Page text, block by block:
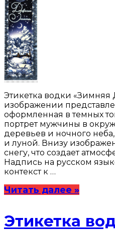
Этикетка водки «Зимняя
изображении
оформленная в темных
портрет мужчины в
деревьев и ночного
и луной. Внизу
снегу, что создает
Надпись на русском
контекст к …
Читать далее »
Этикетка